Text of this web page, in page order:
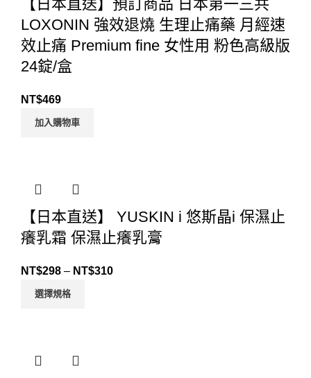
【日本直送】預訂商品 日本第一三共
LOXONIN 強效退燒 生理止痛藥 月經速
效止痛 Premium fine 女性用 粉色高級版
24錠/盒
NT$469
加入購物車
【日本直送】 YUSKIN i 悠斯晶i 保濕止
癢乳霜 保濕止癢乳膏
NT$298 – NT$310
選擇規格